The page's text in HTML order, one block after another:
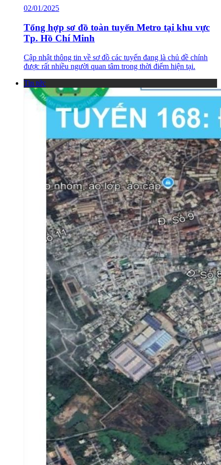
02/01/2025
Tổng hợp sơ đồ toàn tuyến Metro tại khu vực
Tp. Hồ Chí Minh
Cập nhật thông tin về sơ đồ các tuyến đang là chủ đề chính
được rất nhiều người quan tâm trong thời điểm hiện tại.
Tin tức